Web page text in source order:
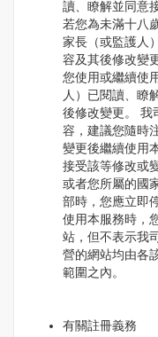
讀、瞭解並同意
若您為未滿十八
家長（或監護人
容及其後修改變
您使用或繼續使
人）已閱讀、瞭
後修改變更。 我
容，建議您隨時
變更後繼續使用
接受該等修改或
或者您所屬的國
部時，您應立即
使用本服務時，
站，但不表示我
營的網站均由各
範圍之內。
有關註冊義務